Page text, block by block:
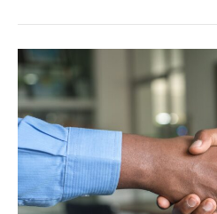
Un
Gage
d’Excellence
pour
Notre
Organisme
Formation